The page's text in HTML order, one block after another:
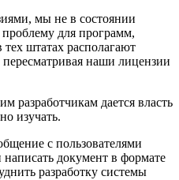
мы не в состоянии
для программ,
штатах располагают
наши лицензии
разработчикам дается власть
изучать.
с пользователями
документ в формате
разработку системы